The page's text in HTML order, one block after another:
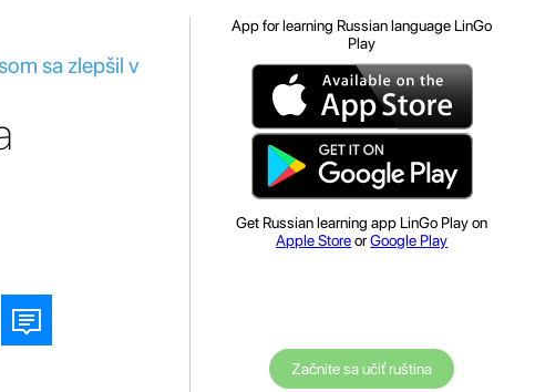
sa zlepšil v
App for learning Russian language LinGo
Play
Get Russian learning app LinGo Play on
Apple StoreorGoogle Play
Začnite sa učiť ruština